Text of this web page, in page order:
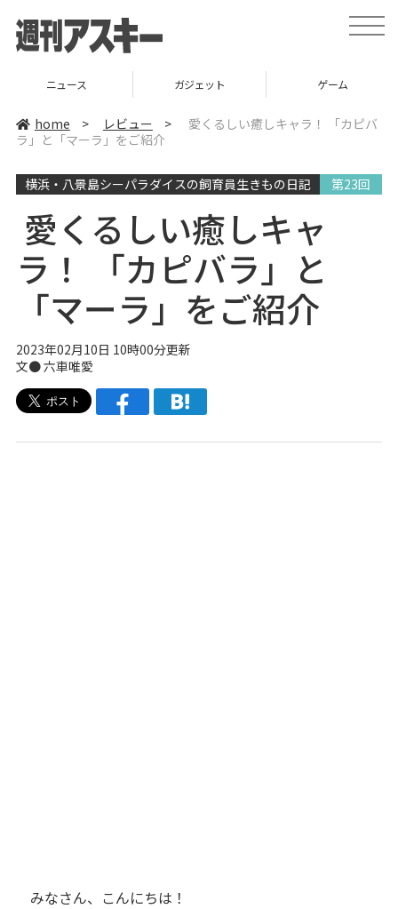
t
o
v
t
i
home > レビュー >
愛くるしい癒しキャラ！ 「カピバ
ラ」と「マーラ」をご紹介
横浜・八景島シーパラダイスの飼育員生きもの日記 第23回
愛くるしい癒しキャ
ラ！ 「カピバラ」と
「マーラ」をご紹介
2023年02月10日 10時00分更新
文● 六車唯愛
みなさん、こんにちは！